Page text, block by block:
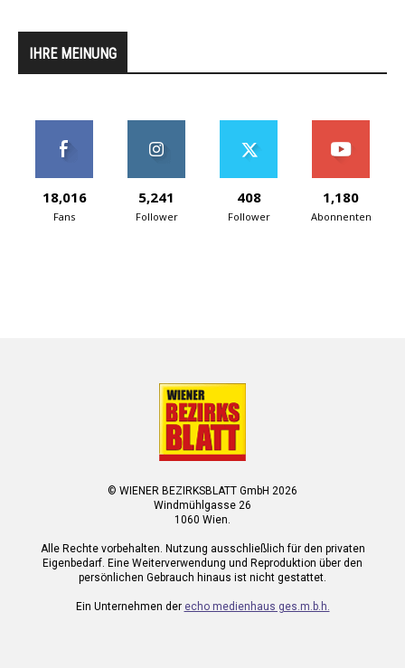
IHRE MEINUNG
18,016
Fans
5,241
Follower
408
Follower
1,180
Abonnenten
© WIENER BEZIRKSBLATT GmbH 2026
Windmühlgasse 26
1060 Wien.
Alle Rechte vorbehalten. Nutzung ausschließlich für den privaten
Eigenbedarf. Eine Weiterverwendung und Reproduktion über den
persönlichen Gebrauch hinaus ist nicht gestattet.
Ein Unternehmen der echo medienhaus ges.m.b.h.